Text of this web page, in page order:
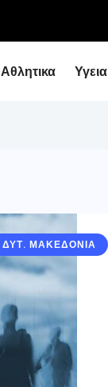
Αθλητικα Υγεια
ΔΥΤ. ΜΑΚΕΔΟΝΙΑ